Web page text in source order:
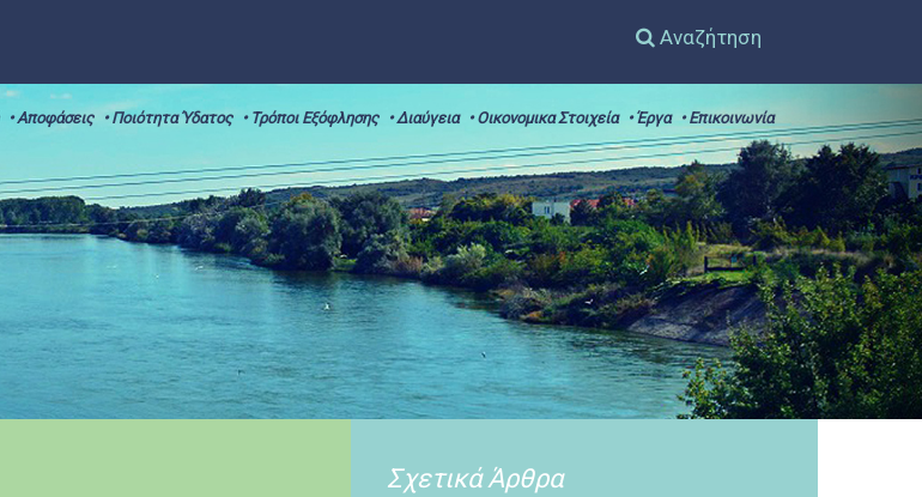
Αναζήτηση
• Αποφάσεις • Ποιότητα Ύδατος • Τρόποι Εξόφλησης • Διαύγεια • Οικονομικα Στοιχεία • Έργα • Επικοινωνία
Σχετικά Άρθρα